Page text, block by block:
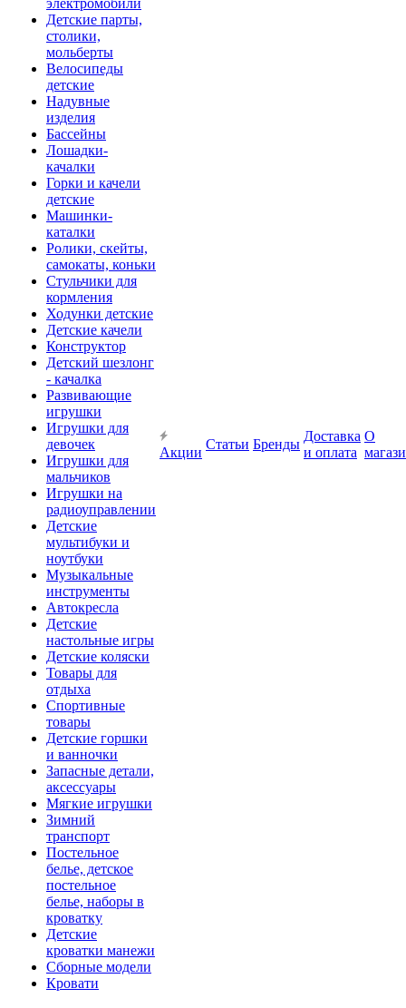
электромобили
Детские парты,
столики,
мольберты
Велосипеды
детские
Надувные
изделия
Бассейны
Лошадки-
качалки
Горки и качели
детские
Машинки-
каталки
Ролики, скейты,
самокаты, коньки
Стульчики для
кормления
Ходунки детские
Детские качели
Конструктор
Детский шезлонг
- качалка
Развивающие
игрушки
Игрушки для
девочек
Игрушки для
мальчиков
Игрушки на
радиоуправлении
Детские
мультибуки и
ноутбуки
Музыкальные
инструменты
Автокресла
Детские
настольные игры
Детские коляски
Товары для
отдыха
Спортивные
товары
Детские горшки
и ванночки
Запасные детали,
аксессуары
Мягкие игрушки
Зимний
транспорт
Постельное
белье, детское
постельное
белье, наборы в
кроватку
Детские
кроватки манежи
Сборные модели
Кровати
Акции
Статьи Бренды
Доставка
и оплата
О